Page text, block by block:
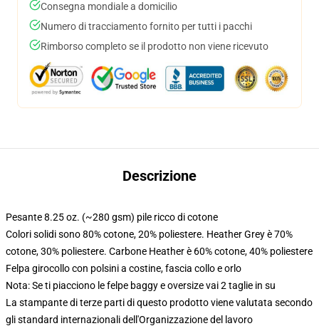
Consegna mondiale a domicilio
Numero di tracciamento fornito per tutti i pacchi
Rimborso completo se il prodotto non viene ricevuto
Descrizione
Pesante 8.25 oz. (~280 gsm) pile ricco di cotone
Colori solidi sono 80% cotone, 20% poliestere. Heather Grey è 70%
cotone, 30% poliestere. Carbone Heather è 60% cotone, 40% poliestere
Felpa girocollo con polsini a costine, fascia collo e orlo
Nota: Se ti piacciono le felpe baggy e oversize vai 2 taglie in su
La stampante di terze parti di questo prodotto viene valutata secondo
gli standard internazionali dell'Organizzazione del lavoro